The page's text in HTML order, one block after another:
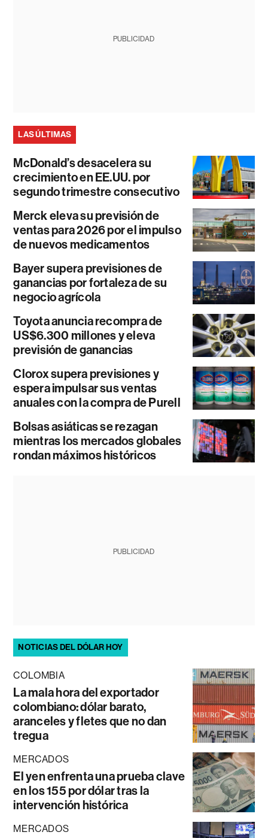
PUBLICIDAD
LAS ÚLTIMAS
McDonald’s desacelera su
crecimiento en EE.UU. por
segundo trimestre consecutivo
Merck eleva su previsión de
ventas para 2026 por el impulso
de nuevos medicamentos
Bayer supera previsiones de
ganancias por fortaleza de su
negocio agrícola
Toyota anuncia recompra de
US$6.300 millones y eleva
previsión de ganancias
Clorox supera previsiones y
espera impulsar sus ventas
anuales con la compra de Purell
Bolsas asiáticas se rezagan
mientras los mercados globales
rondan máximos históricos
PUBLICIDAD
NOTICIAS DEL DÓLAR HOY
COLOMBIA
La mala hora del exportador
colombiano: dólar barato,
aranceles y fletes que no dan
tregua
MERCADOS
El yen enfrenta una prueba clave
en los 155 por dólar tras la
intervención histórica
MERCADOS